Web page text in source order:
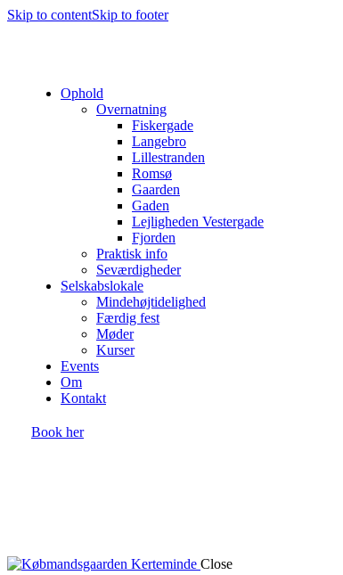
Skip to contentSkip to footer
Ophold
Overnatning
Fiskergade
Langebro
Lillestranden
Romsø
Gaarden
Gaden
Lejligheden Vestergade
Fjorden
Praktisk info
Seværdigheder
Selskabslokale
Mindehøjtidelighed
Færdig fest
Møder
Kurser
Events
Om
Kontakt
Book her
Close